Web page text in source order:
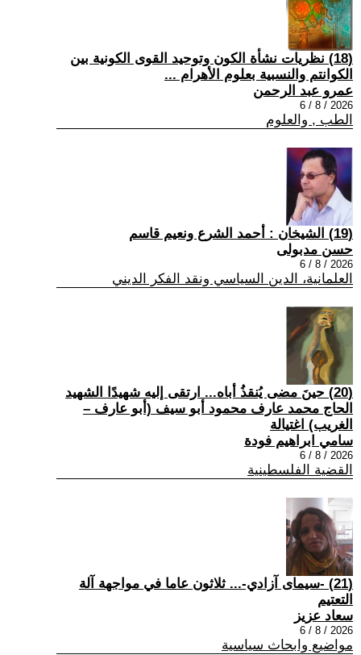
(18) نظريات نشأة الكون وتوحيد القوى الكونية بين
الكوانتم والنسبية بعلوم الأهرام ...
عمرو عبد الرحمن
2026 / 8 / 6
الطب , والعلوم
(19) الشيخان : أحمد الشرع ونعيم قاسم
حسن مدبولى
2026 / 8 / 6
العلمانية، الدين السياسي ونقد الفكر الديني
(20) حينَ مضى يُنقذُ أباه... ارتقى إليه شهيدًا الشهيد
الحاج محمد عارف محمود أبو سيف (أبو عارف –
الغريب) اغتيالة
سامي ابراهيم فودة
2026 / 8 / 6
القضية الفلسطينية
(21) -سيمای آزادي-... ثلاثون عاما في مواجهة آلة
التعتيم
سعاد عزيز
2026 / 8 / 6
مواضيع وابحاث سياسية